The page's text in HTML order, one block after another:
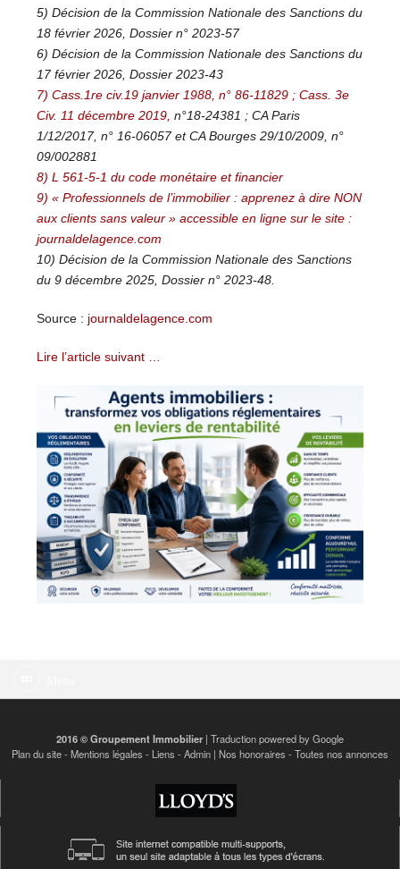
5) Décision de la Commission Nationale des Sanctions du
18 février 2026, Dossier n° 2023-57
6) Décision de la Commission Nationale des Sanctions du
17 février 2026, Dossier 2023-43
7) Cass.1re civ.19 janvier 1988, n° 86-11829 ; Cass. 3e
Civ. 11 décembre 2019, n°18-24381 ; CA Paris
1/12/2017, n° 16-06057 et CA Bourges 29/10/2009, n°
09/002881
8) L 561-5-1 du code monétaire et financier
9) « Professionnels de l’immobilier : apprenez à dire NON
aux clients sans valeur » accessible en ligne sur le site :
journaldelagence.com
10) Décision de la Commission Nationale des Sanctions
du 9 décembre 2025, Dossier n° 2023-48.
Source : journaldelagence.com
Lire l’article suivant …
2016 © Groupement Immobilier | Traduction powered by Google
Plan du site- Mentions légales - Liens - Admin | Nos honoraires - Toutes nos annonces